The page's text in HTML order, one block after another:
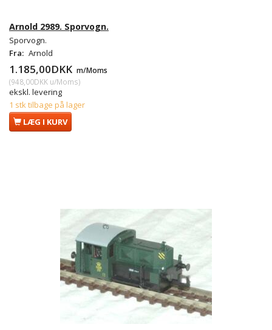
Arnold 2989. Sporvogn.
Sporvogn.
Fra: Arnold
1.185,00DKK m/Moms
(948,00DKK u/Moms)
ekskl. levering
1 stk tilbage på lager
LÆG I KURV